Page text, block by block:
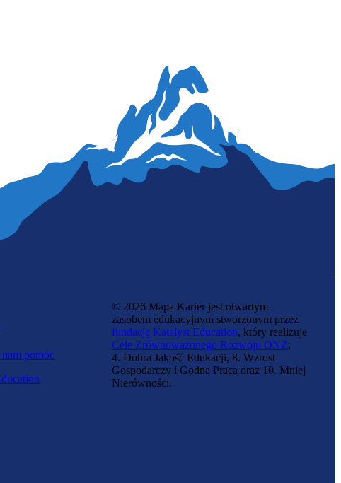
pomóc
© 2026 Mapa Karier jest otwartym
zasobem edukacyjnym stworzonym przez
fundację Katalyst Education, który realizuje
Cele Zrównoważonego Rozwoju ONZ:
4. Dobra Jakość Edukacji, 8. Wzrost
Gospodarczy i Godna Praca oraz 10. Mniej
Nierówności.